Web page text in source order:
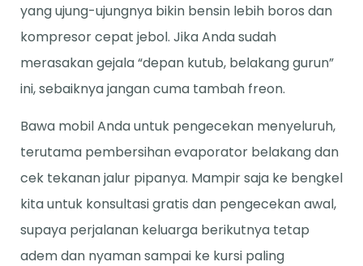
yang ujung-ujungnya bikin bensin lebih boros dan
kompresor cepat jebol. Jika Anda sudah
merasakan gejala “depan kutub, belakang gurun”
ini, sebaiknya jangan cuma tambah freon.
Bawa mobil Anda untuk pengecekan menyeluruh,
terutama pembersihan evaporator belakang dan
cek tekanan jalur pipanya. Mampir saja ke bengkel
kita untuk konsultasi gratis dan pengecekan awal,
supaya perjalanan keluarga berikutnya tetap
adem dan nyaman sampai ke kursi paling